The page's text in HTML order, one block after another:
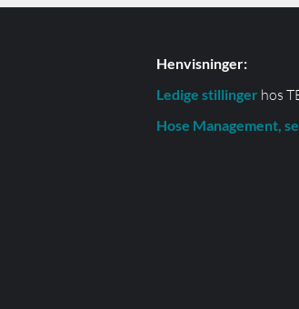
Henvisninger:
Ledige stillinger hos
Hose Management,